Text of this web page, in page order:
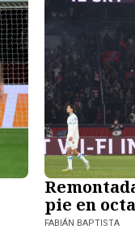
pie en
FABIÁN BAPTISTA